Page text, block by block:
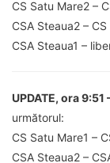
CS Satu Mare2 –
CSA Steaua2 –
CSA Steaua1 –
UPDATE, ora 9:51
următorul:
CS Satu Mare1 –
CSA Steaua2 –